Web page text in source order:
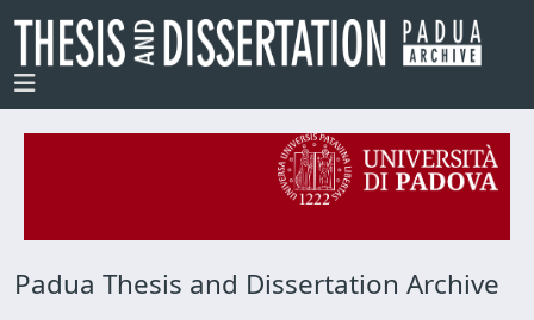
Padua Thesis and Dissertation Archive